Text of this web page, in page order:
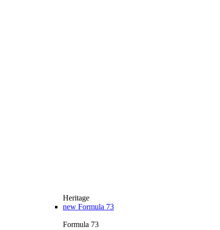
Heritage
new Formula 73
Formula 73